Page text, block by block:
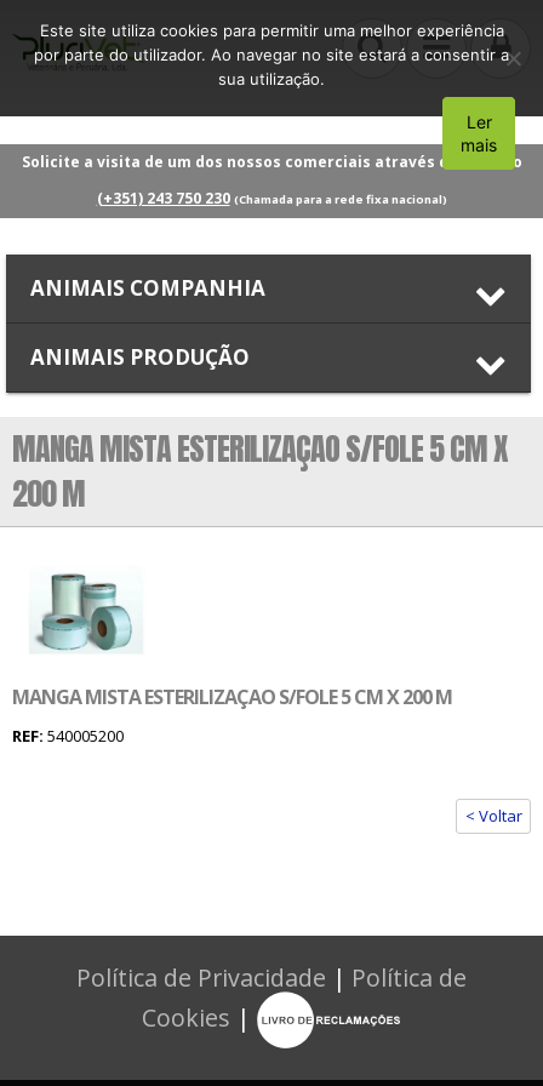
Solicite a visita de um dos nossos comerciais através do número
(+351) 243 750 230 (Chamada para a rede fixa nacional)
ANIMAIS COMPANHIA
ANIMAIS PRODUÇÃO
MANGA MISTA ESTERILIZAÇAO S/FOLE 5 CM X
200 M
MANGA MISTA ESTERILIZAÇAO S/FOLE 5 CM X 200 M
REF: 540005200
< Voltar
Política de Privacidade | Política de
Cookies |
Este site utiliza cookies para permitir uma melhor experiência
por parte do utilizador. Ao navegar no site estará a consentir a
sua utilização.
Aceito
Ler
mais